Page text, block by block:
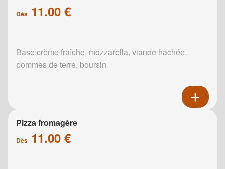
Dès 11.00 €
Base crème fraîche, mozzarella, viande hachée,
pommes de terre, boursin
Pizza fromagère
Dès 11.00 €